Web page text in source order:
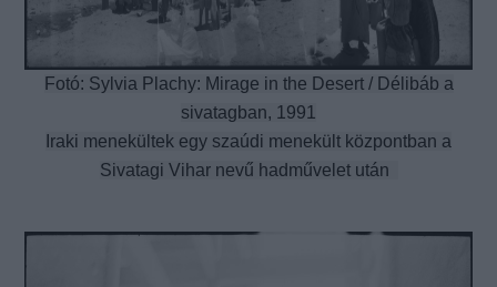
Fotó: Sylvia Plachy: Mirage in the Desert / Délibáb a
sivatagban, 1991
Iraki menekültek egy szaúdi menekült központban a
Sivatagi Vihar nevű hadművelet után